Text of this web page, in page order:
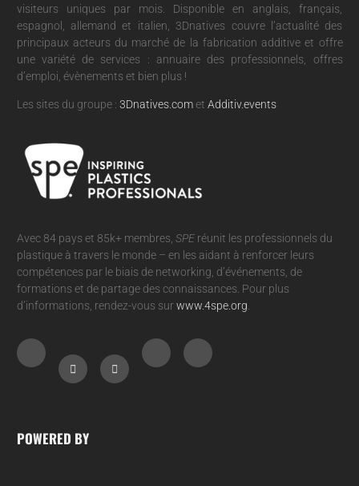
visiteurs uniques par mois. Disponible en anglais, français,
espagnol, allemand et italien, 3Dnatives couvre l’actualité des
principaux acteurs du marché de la fabrication additive et offre
une variété de services : annuaire des professionnels, offres
d’emploi, évènements et bien plus !
Les sites du groupe : 3Dnatives.comet Additiv.events
Avec 84 pays et 85k+ membres, SPEréunit les professionnels du
plastique à travers le monde – en les aidant à renforcer leurs
compétences par le biais de networking, d’événements, de
formations et de partage des connaissances. Pour plus
d’informations, rendez-vous surwww.4spe.org.
POWERED BY